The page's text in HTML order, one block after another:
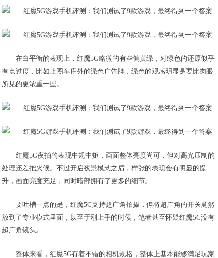
在白平衡的表现上，红魔5G略微的有些偏黄绿，对绿色的还原似乎
有点过度 ，比如上图车库外的绿色广告牌，绿色的观感明显是要比肉眼
所见的更浓重一些。
红魔5G夜拍的表现中规中矩，画面整体亮度尚可，但对高光压制的
处理还差把火候。不过开启夜景模式之后，样张的表现会有明显的提
升，画面亮度充足，同时暗部拥有了更多的细节。
要吐槽一点的是，红魔5G支持超广角拍摄，但将超广角的开关竟然
放到了专业模式里面 ，以至于刚上手的时候，笔者甚至怀疑红魔5G没有
超广角镜头。
整体来看，红魔5G有着不错的相机规格，整体上基本能够满足玩家